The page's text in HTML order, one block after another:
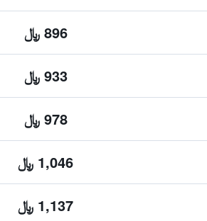
896 ﷼
933 ﷼
978 ﷼
1,046 ﷼
1,137 ﷼